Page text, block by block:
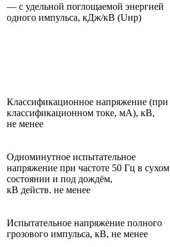
— с удельной поглощаемой энергией
одного импульса, кДж/кВ (Uнр)
Классификационное напряжение (при
классификационном токе, мА), кВ,
не менее
Одноминутное испытательное
напряжение при частоте 50 Гц в сухом
состоянии и под дождём,
кВ действ. не менее
Испытательное напряжение полного
грозового импульса, кВ, не менее